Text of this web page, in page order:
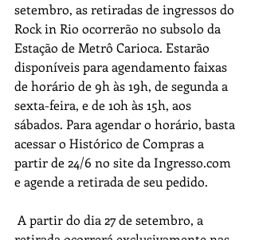
setembro, as retiradas de ingressos do
Rock in Rio ocorrerão no subsolo da
Estação de Metrô Carioca. Estarão
disponíveis para agendamento faixas
de horário de 9h às 19h, de segunda a
sexta-feira, e de 10h às 15h, aos
sábados. Para agendar o horário, basta
acessar o Histórico de Compras a
partir de 24/6 no site da Ingresso.com
e agende a retirada de seu pedido.
A partir do dia 27 de setembro, a